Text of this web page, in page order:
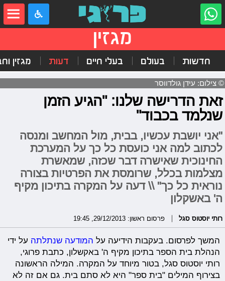
מגזין
חדשות בעולם בעלי חיים דעות מגזין
© צילום: עידן גולדווסר
זאת הדרישה שלנו: "הגיע הזמן
שנלמד בכבוד"
"אני יושבת עכשיו, בבית, מול המחשב ומנסה
לכתוב למה אני כועסת כל כך על המערכת
החינוכית שאישרה דבר שכזה, שמאשרת
מצלמות בכלל, שרומסת את הפרטיות בצורה
נוראית כל כך" \\ דעה על המקרה בתיכון מקיף
ה' באשקלון
רותי יוסטוס סגל פרסום ראשון: 29/12/2013, 19:45
המשך לפרסום. בעקבות הידיעה על המודעה שנתלתה על ידי
הנהלת בית הספר בתיכון מקיף ה' באקשלון, כתבת פרוגי,
רותי יוסטוס סגל, בטור מיוחד על המקרה. המילה הראשונה
בצירוף המילים "בית ספר" היא לא סתם בית. גם אם זה לא